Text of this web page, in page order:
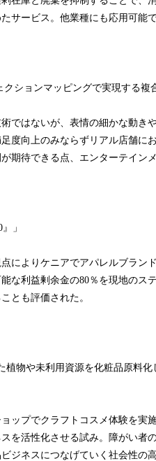
サービス。他業種にも応用可能
ションマッピングで実現する複
ではないが、表情の細かな動き
度向上のみならずリアル店舗に
期待できる点、エンターテイン
」
によりケニアでアパレルブラン
な利益剰余金の80％を現地のス
とも評価された。
植物や未利用資源を化粧品原料化
ップでクラフトコスメ体験を実
を活性化させる試み。障がい者
ジネスにつなげていく社会性の